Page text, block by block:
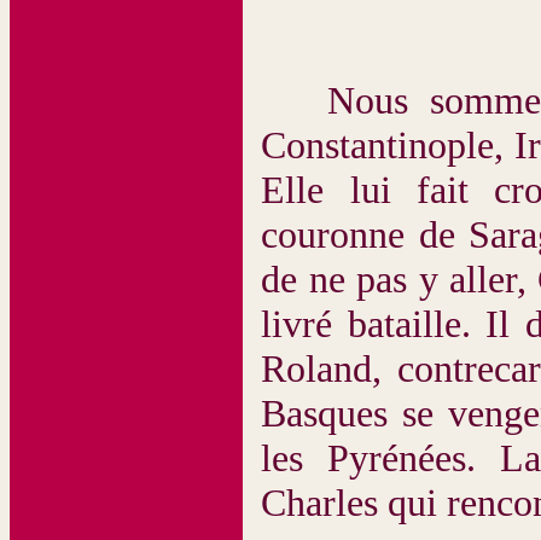
Nous
Constantinople,
Elle lui fait
couronne de
de ne pas y
livré bataille. Il
Roland,
Basques se
les Pyrénées.
Charles qui